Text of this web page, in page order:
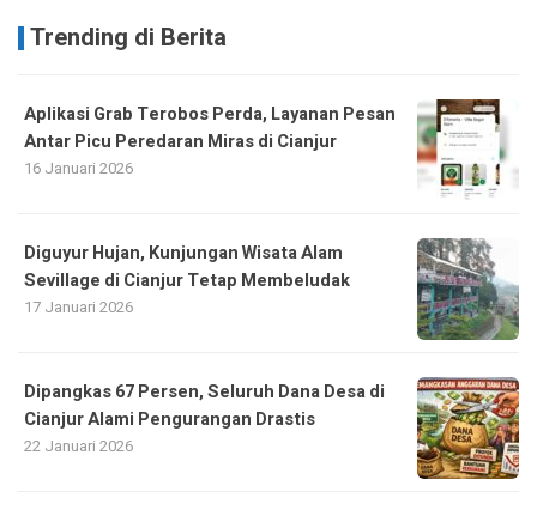
Trending di Berita
Aplikasi Grab Terobos Perda, Layanan Pesan
Antar Picu Peredaran Miras di Cianjur
16 Januari 2026
Diguyur Hujan, Kunjungan Wisata Alam
Sevillage di Cianjur Tetap Membeludak
17 Januari 2026
Dipangkas 67 Persen, Seluruh Dana Desa di
Cianjur Alami Pengurangan Drastis
22 Januari 2026